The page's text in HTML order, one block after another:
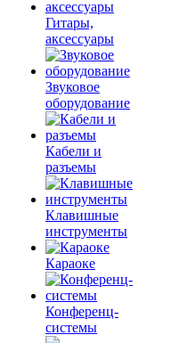
Гитары,
аксессуары
Звуковое
оборудование
Кабели и
разъемы
Клавишные
инструменты
Караоке
Конференц-
системы